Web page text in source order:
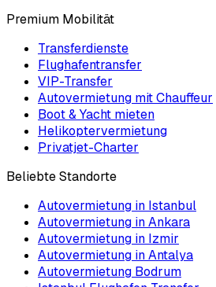
Premium Mobilität
Transferdienste
Flughafentransfer
VIP-Transfer
Autovermietung mit Chauffeur
Boot & Yacht mieten
Helikoptervermietung
Privatjet-Charter
Beliebte Standorte
Autovermietung in Istanbul
Autovermietung in Ankara
Autovermietung in Izmir
Autovermietung in Antalya
Autovermietung Bodrum